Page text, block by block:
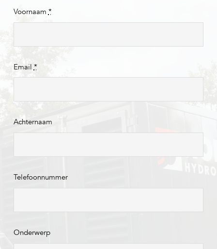
Voornaam *
Email *
Achternaam
Telefoonnummer
Onderwerp